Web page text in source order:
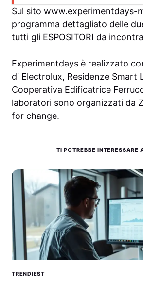
Sul sito www.experimentdays-
programma dettagliato delle
tutti gli ESPOSITORI da
Experimentdays è realizzato
di Electrolux, Residenze Smart
Cooperativa Edificatrice
laboratori sono organizzati da
for change.
TI POTREBBE INTERESSARE
TRENDIEST